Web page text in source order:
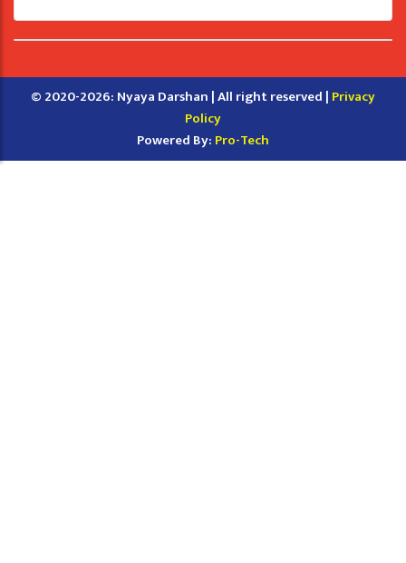
© 2020-2026: Nyaya Darshan | All right reserved | Privacy
Policy
Powered By: Pro-Tech